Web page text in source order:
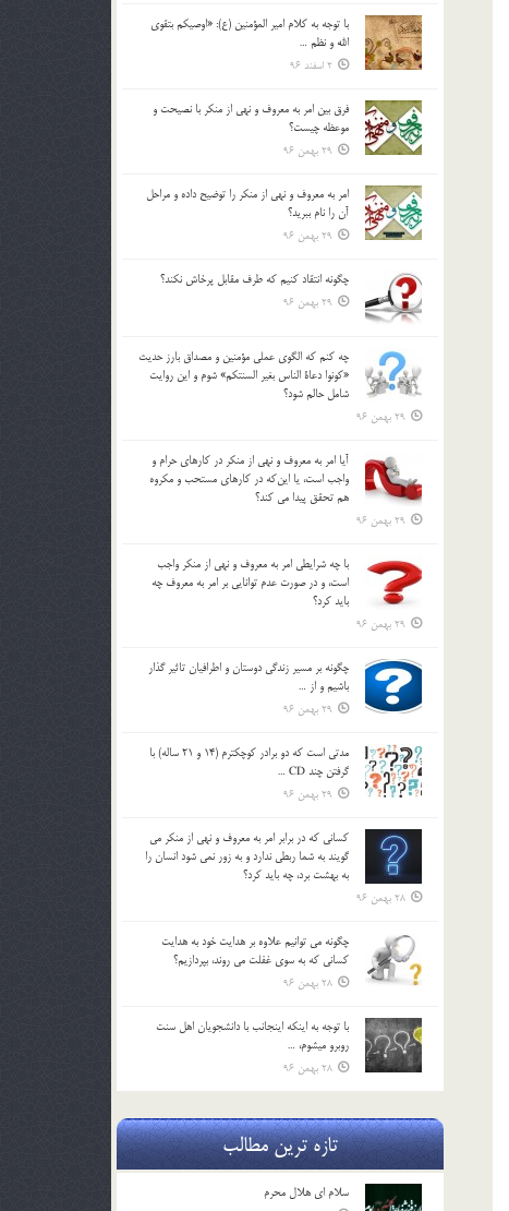
با توجه به كلام امير المؤمنين (ع): «اوصيكم بتقوي
الله و نظم …
2 اسفند 96
فرق بين امر به معروف و نهي از منكر با نصيحت و
موعظه چيست؟
29 بهمن 96
امر به معروف و نهي از منكر را توضيح داده و مراحل
آن را نام ببريد؟
29 بهمن 96
چگونه انتقاد كنيم كه طرف مقابل پرخاش نكند؟
29 بهمن 96
چه كنم كه الگوي عملي مؤمنين و مصداق بارز حديث
«كونوا دعاة الناس بغير السنتكم» شوم و اين روايت
شامل حالم شود؟
29 بهمن 96
آيا امر به معروف و نهي از منكر در كارهاي حرام و
واجب است، يا اين‌كه در كارهاي مستحب و مكروه
هم تحقق پيدا مي كند؟
29 بهمن 96
با چه شرايطي امر به معروف و نهي از منکر واجب
است، و در صورت عدم توانايي بر امر به معروف چه
بايد کرد؟
29 بهمن 96
چگونه بر مسير زندگي دوستان و اطرافيان تاثير گذار
باشيم و از …
29 بهمن 96
مدتي است كه دو برادر كوچكترم (14 و 21 ساله) با
گرفتن چند CD …
29 بهمن 96
كساني كه در برابر امر به معروف و نهي از منكر مي
گويند به شما ربطي ندارد و به زور نمي شود انسان را
به بهشت برد، چه بايد كرد؟
28 بهمن 96
چگونه مي توانيم علاوه بر هدايت خود به هدايت
كساني كه به سوي غفلت مي روند، بپردازيم؟
28 بهمن 96
با توجه به اينكه اينجانب با دانشجويان اهل سنت
روبرو مي‎شوم، …
28 بهمن 96
تازه ترین مطالب
سلام ای هلال محرم